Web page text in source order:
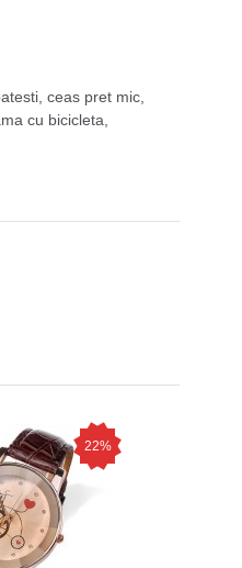
, ceas pret mic,
cu bicicleta
22%